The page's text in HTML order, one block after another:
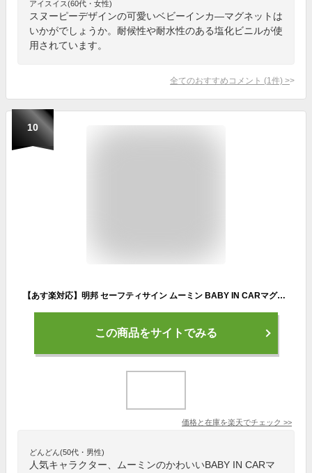
アイスイス(60代・女性)
スヌーピーデザインの可愛いベビーインカ―マグネットは
いかがでしょうか。耐候性や耐水性のある塩化ビニルが使
用されています。
全てのおすすめコメント (1 件) >
10
【あす楽対応】明邦 セーフティサイン ムーミン BABY IN CARマグネットタイプ
この商品をサイトでみる
価格と在庫を楽天でチェック >>
どんどん(50代・男性)
人気キャラクター、ムーミンのかわいいBABY IN CARマ